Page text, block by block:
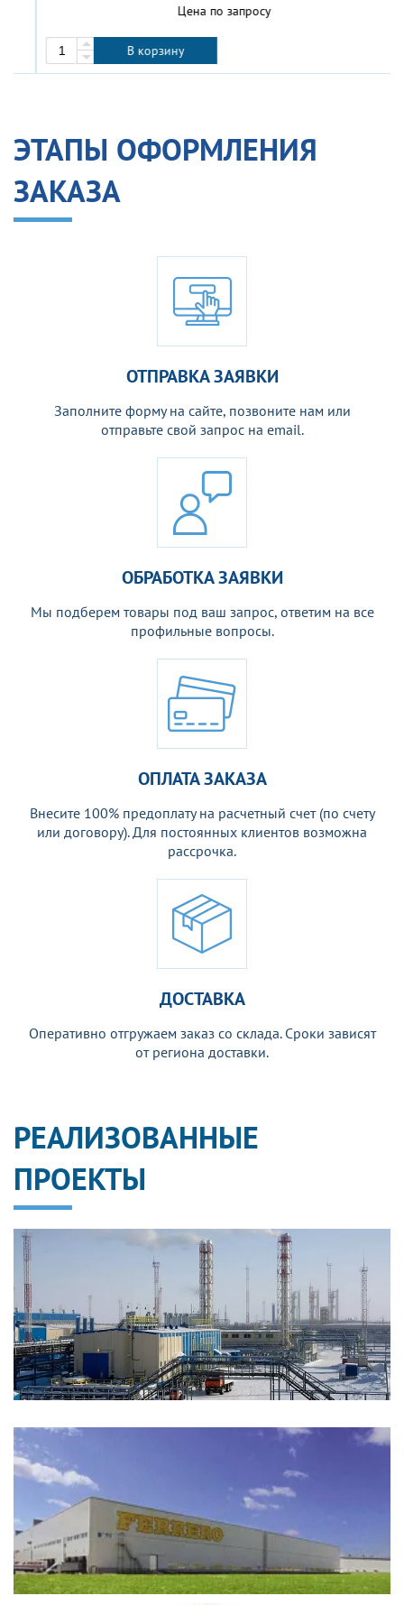
Цена по запросу
В корзину
ЭТАПЫ ОФОРМЛЕНИЯ
ЗАКАЗА
ОТПРАВКА ЗАЯВКИ
Заполните форму на сайте, позвоните нам или
отправьте свой запрос на email.
ОБРАБОТКА ЗАЯВКИ
Мы подберем товары под ваш запрос, ответим на все
профильные вопросы.
ОПЛАТА ЗАКАЗА
Внесите 100% предоплату на расчетный счет (по счету
или договору). Для постоянных клиентов возможна
рассрочка.
ДОСТАВКА
Оперативно отгружаем заказ со склада. Сроки зависят
от региона доставки.
РЕАЛИЗОВАННЫЕ
ПРОЕКТЫ